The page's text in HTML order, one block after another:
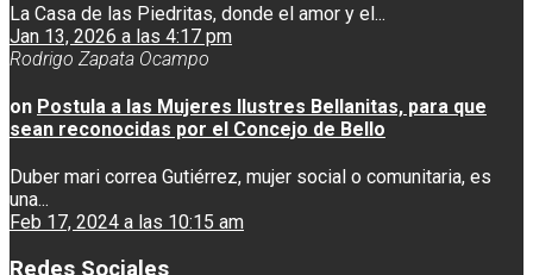
La Casa de las Piedritas, donde el amor y el...
Jan 13, 2026 a las 4:17 pm
Rodrigo Zapata Ocampo
on Postula a las Mujeres Ilustres Bellanitas, para que
sean reconocidas por el Concejo de Bello
Duber mari correa Gutiérrez, mujer social o comunitaria, es
una...
Feb 17, 2024 a las 10:15 am
Redes Sociales